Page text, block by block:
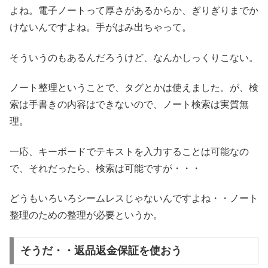
よね。電子ノートって厚さがあるからか、ぎりぎりまでか
けないんですよね。手がはみ出ちゃって。
そういうのもあるんだろうけど、なんかしっくりこない。
ノート整理ということで、タグとかは使えました。が、検
索は手書きの内容はできないので、ノート検索は実質無
理。
一応、キーボードでテキストを入力することは可能なの
で、それだったら、検索は可能ですが・・・
どうもいろいろシームレスじゃないんですよね・・ノート
整理のための整理が必要というか。
そうだ・・返品返金保証を使おう